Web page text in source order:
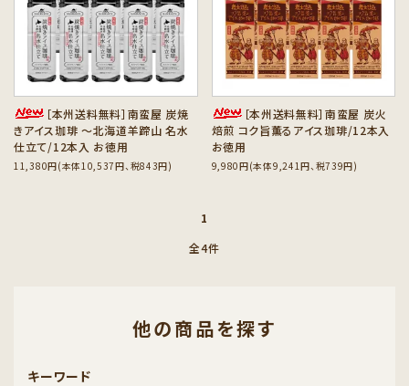
［本州送料無料］南蛮屋 炭焼
きアイス珈琲 ～北海道羊蹄山 名水
仕立て/12本入 お徳用
11,380円(本体10,537円、税843円)
［本州送料無料］南蛮屋 炭火
焙煎 コク旨薫るアイス珈琲/12本入
お徳用
9,980円(本体9,241円、税739円)
1
全4件
他の商品を探す
キーワード